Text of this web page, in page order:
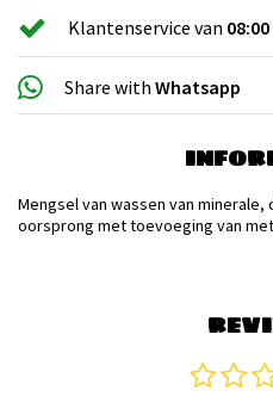
Klantenservice van 08:00
Share with Whatsapp
Mengsel van wassen van
oorsprong met toevoeging van